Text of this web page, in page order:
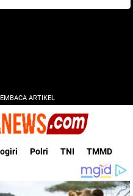
ARTIKEL
Polri TNI TMMD